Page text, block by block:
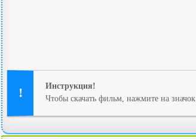
Инструкция!
Чтобы скачать фильм, нажмите на значок